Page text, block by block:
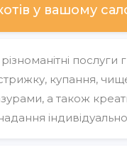
у вашому
послуги
купання,
а також